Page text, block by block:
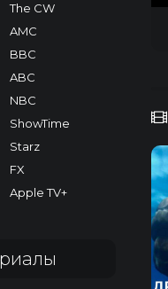
The CW
AMC
BBC
ABC
NBC
ShowTime
Starz
FX
Apple TV+